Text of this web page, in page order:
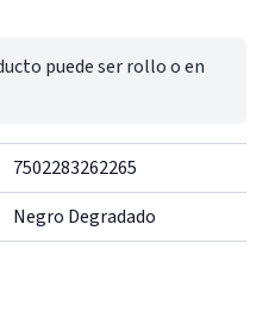
puede ser rollo o en
7502283262265
Negro Degradado